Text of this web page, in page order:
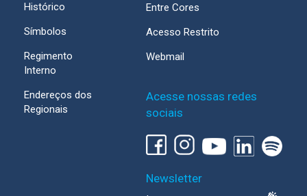
Histórico
Símbolos
Regimento
Interno
Endereços dos
Regionais
Entre Cores
Acesso Restrito
Webmail
Acesse nossas redes
sociais
Newsletter